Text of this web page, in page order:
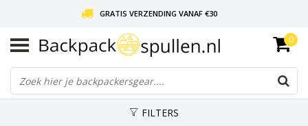
GRATIS VERZENDING VANAF €30
LIEFDE VOOR BACKPACKEN!
30 DAGEN GRATIS RETOUR
0
FILTERS